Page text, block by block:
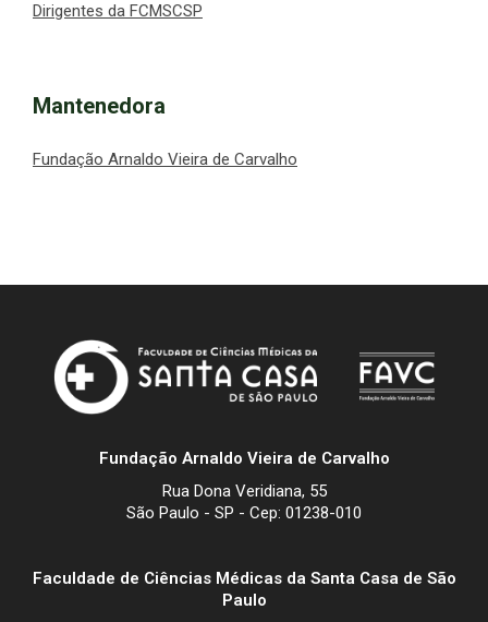
Dirigentes da FCMSCSP
Mantenedora
Fundação Arnaldo Vieira de Carvalho
Fundação Arnaldo Vieira de Carvalho
Rua Dona Veridiana, 55
São Paulo - SP - Cep: 01238-010
Faculdade de Ciências Médicas da Santa Casa de São
Paulo